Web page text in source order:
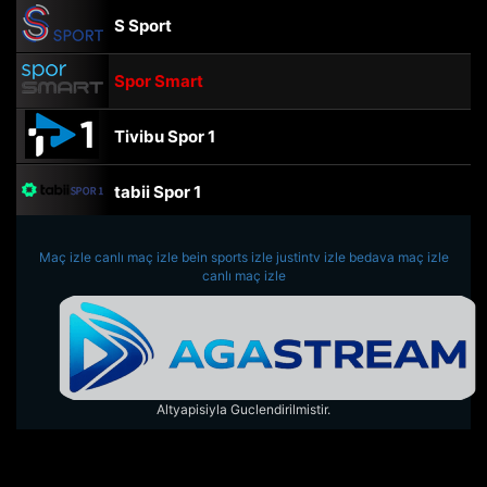
S Sport
Spor Smart
Tivibu Spor 1
tabii Spor 1
TRT Spor
beIN Sports Haber
tabii Spor
A Spor
Maç izle canlı maç izle bein sports izle justintv izle bedava maç izle
canlı maç izle
Altyapisiyla Guclendirilmistir.